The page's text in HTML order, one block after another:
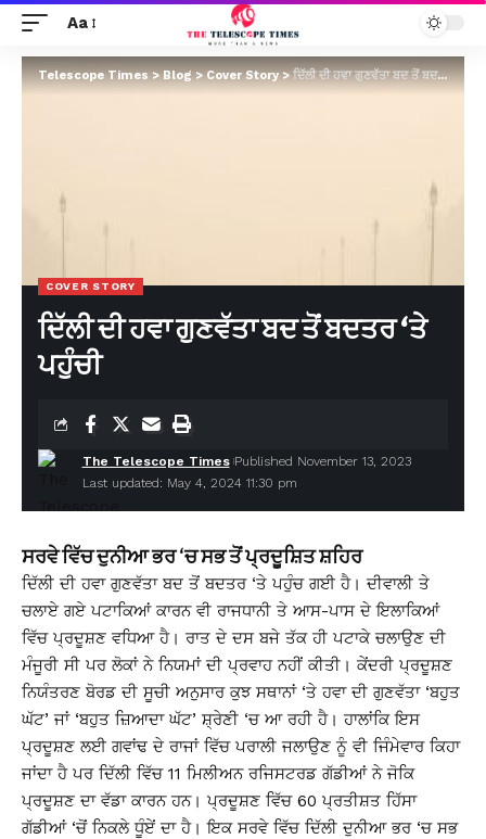
Aa
Telescope Times>Blog>Cover Story>ਦਿੱਲੀ ਦੀ ਹਵਾ ਗੁਣਵੱਤਾ ਬਦ ਤੋਂ ਬਦਤਰ ‘ਤੇ ਪਹੁੰਚੀ
COVER STORY
ਦਿੱਲੀ ਦੀ ਹਵਾ ਗੁਣਵੱਤਾ ਬਦ ਤੋਂ ਬਦਤਰ ‘ਤੇ
ਪਹੁੰਚੀ
Last updated: May 4, 2024 11:30 pm
The Telescope Times Published November 13, 2023
ਸਰਵੇ ਵਿੱਚ ਦੁਨੀਆ ਭਰ ‘ਚ ਸਭ ਤੋਂ ਪ੍ਰਦੂਸ਼ਿਤ ਸ਼ਹਿਰ
ਦਿੱਲੀ ਦੀ ਹਵਾ ਗੁਣਵੱਤਾ ਬਦ ਤੋਂ ਬਦਤਰ ‘ਤੇ ਪਹੁੰਚ ਗਈ ਹੈ। ਦੀਵਾਲੀ ਤੇ
ਚਲਾਏ ਗਏ ਪਟਾਕਿਆਂ ਕਾਰਨ ਵੀ ਰਾਜਧਾਨੀ ਤੇ ਆਸ-ਪਾਸ ਦੇ ਇਲਾਕਿਆਂ
ਵਿੱਚ ਪ੍ਰਦੂਸ਼ਣ ਵਧਿਆ ਹੈ। ਰਾਤ ਦੇ ਦਸ ਬਜੇ ਤੱਕ ਹੀ ਪਟਾਕੇ ਚਲਾਉਣ ਦੀ
ਮੰਜੂਰੀ ਸੀ ਪਰ ਲੋਕਾਂ ਨੇ ਨਿਯਮਾਂ ਦੀ ਪ੍ਰਵਾਹ ਨਹੀਂ ਕੀਤੀ। ਕੇਂਦਰੀ ਪ੍ਰਦੂਸ਼ਣ
ਨਿਯੰਤਰਣ ਬੋਰਡ ਦੀ ਸੂਚੀ ਅਨੁਸਾਰ ਕੁਝ ਸਥਾਨਾਂ ‘ਤੇ ਹਵਾ ਦੀ ਗੁਣਵੱਤਾ ‘ਬਹੁਤ
ਘੱਟ’ ਜਾਂ ‘ਬਹੁਤ ਜ਼ਿਆਦਾ ਘੱਟ’ ਸ਼੍ਰੇਣੀ ‘ਚ ਆ ਰਹੀ ਹੈ। ਹਾਲਾਂਕਿ ਇਸ
ਪ੍ਰਦੂਸ਼ਣ ਲਈ ਗਵਾਂਢ ਦੇ ਰਾਜਾਂ ਵਿੱਚ ਪਰਾਲੀ ਜਲਾਉਣ ਨੂੰ ਵੀ ਜਿੰਮੇਵਾਰ ਕਿਹਾ
ਜਾਂਦਾ ਹੈ ਪਰ ਦਿੱਲੀ ਵਿੱਚ 11 ਮਿਲੀਅਨ ਰਜਿਸਟਰਡ ਗੱਡੀਆਂ ਨੇ ਜੋਕਿ
ਪ੍ਰਦੂਸ਼ਣ ਦਾ ਵੱਡਾ ਕਾਰਨ ਹਨ। ਪ੍ਰਦੂਸ਼ਣ ਵਿੱਚ 60 ਪ੍ਰਤੀਸ਼ਤ ਹਿੱਸਾ
ਗੱਡੀਆਂ ‘ਚੋਂ ਨਿਕਲੇ ਧੂੰਏਂ ਦਾ ਹੈ। ਇਕ ਸਰਵੇ ਵਿੱਚ ਦਿੱਲੀ ਦੁਨੀਆ ਭਰ ‘ਚ ਸਭ